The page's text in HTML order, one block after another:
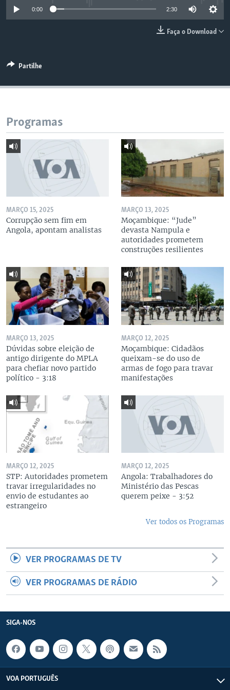
0:00 2:30
Faça o Download
Partilhe
Programas
MARÇO 15, 2025
Corrupção sem fim em
Angola, apontam analistas
MARÇO 13, 2025
Moçambique: “Jude”
devasta Nampula e
autoridades prometem
construções resilientes
MARÇO 13, 2025
Dúvidas sobre eleição de
antigo dirigente do MPLA
para chefiar novo partido
político - 3:18
MARÇO 12, 2025
Moçambique: Cidadãos
queixam-se do uso de
armas de fogo para travar
manifestações
MARÇO 12, 2025
STP: Autoridades prometem
travar irregularidades no
envio de estudantes ao
estrangeiro
MARÇO 12, 2025
Angola: Trabalhadores do
Ministério das Pescas
querem peixe - 3:52
Ver todos os Programas
VER PROGRAMAS DE TV
VER PROGRAMAS DE RÁDIO
SIGA-NOS
VOA PORTUGUÊS